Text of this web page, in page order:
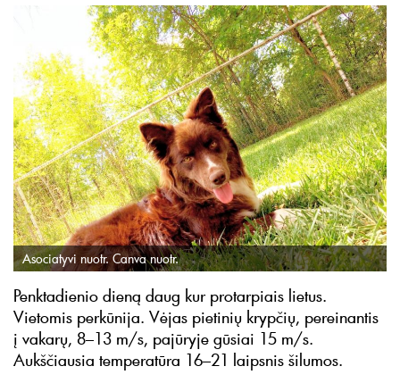
Asociatyvi nuotr. Canva nuotr.
Penktadienio dieną daug kur protarpiais lietus.
Vietomis perkūnija. Vėjas pietinių krypčių, pereinantis
į vakarų, 8–13 m/s, pajūryje gūsiai 15 m/s.
Aukščiausia temperatūra 16–21 laipsnis šilumos.